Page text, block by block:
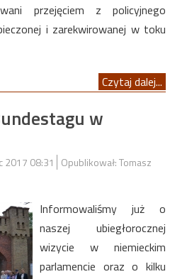
przejęciem z policyjnego
i zarekwirowanej w toku
Czytaj dalej...
w
2017 08:31
Opublikował: Tomasz
Informowaliśmy już o
naszej ubiegłorocznej
wizycie w niemieckim
parlamencie oraz o kilku